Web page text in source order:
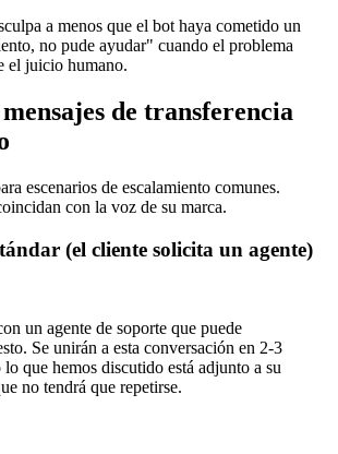
a menos que el bot haya cometido un
no pude ayudar" cuando el problema
el juicio humano.
de transferencia
escenarios de escalamiento comunes.
con la voz de su marca.
(el cliente solicita un agente)
un agente de soporte que puede
Se unirán a esta conversación en 2-3
que hemos discutido está adjunto a su
no tendrá que repetirse.